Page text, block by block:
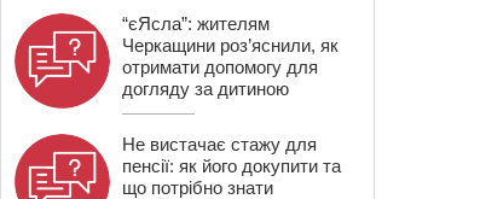
“єЯсла”: жителям
Черкащини роз’яснили, як
отримати допомогу для
догляду за дитиною
Не вистачає стажу для
пенсії: як його докупити та
що потрібно знати